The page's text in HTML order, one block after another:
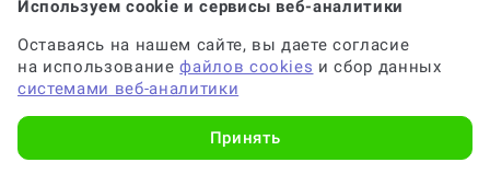
Используем cookie и сервисы веб-аналитики
Оставаясь на нашем сайте, вы даете согласие
на использованиефайлов cookies и сбор данных
системами веб-аналитики
Принять